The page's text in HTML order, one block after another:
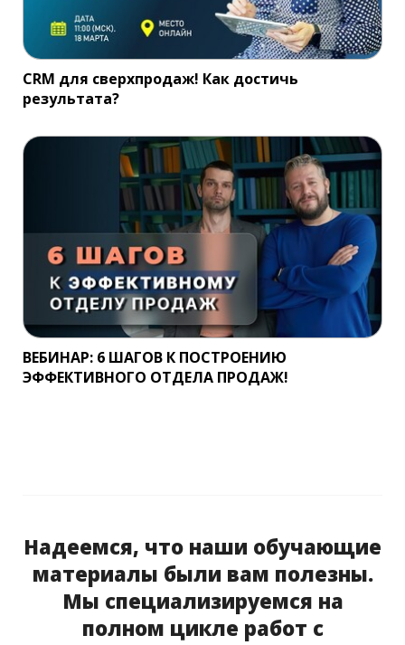
CRM для сверхпродаж! Как достичь
результата?
ВЕБИНАР: 6 ШАГОВ К ПОСТРОЕНИЮ
ЭФФЕКТИВНОГО ОТДЕЛА ПРОДАЖ!
Надеемся, что наши обучающие
материалы были вам полезны.
Мы специализируемся на
полном цикле работ с